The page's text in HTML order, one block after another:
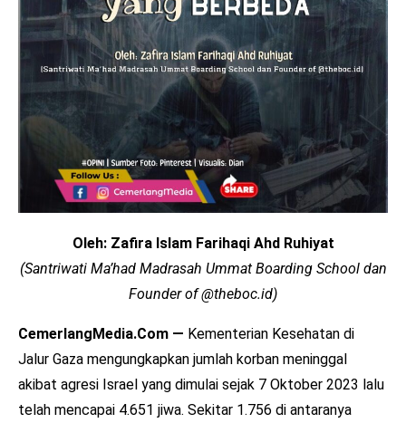
Oleh: Zafira Islam Farihaqi Ahd Ruhiyat
(Santriwati Ma’had Madrasah Ummat Boarding School dan
Founder of @theboc.id)
CemerlangMedia.Com — Kementerian Kesehatan di
Jalur Gaza mengungkapkan jumlah korban meninggal
akibat agresi Israel yang dimulai sejak 7 Oktober 2023 lalu
telah mencapai 4.651 jiwa. Sekitar 1.756 di antaranya